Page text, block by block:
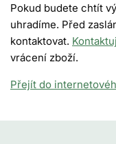
Pokud budete chtít
uhradíme. Před
kontaktovat.
vrácení zboží.
Přejít do